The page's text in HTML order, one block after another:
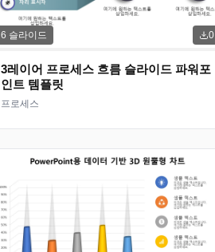
6 슬라이드 0
3레이어 프로세스 흐름 슬라이드 파워포
인트 템플릿
프로세스